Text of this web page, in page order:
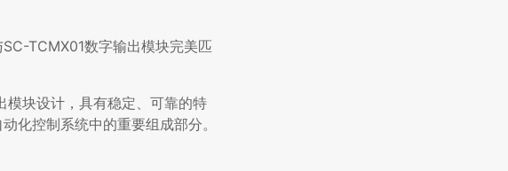
TCMX01数字输出模块完美匹
块设计，具有稳定、可靠的特
化控制系统中的重要组成部分。